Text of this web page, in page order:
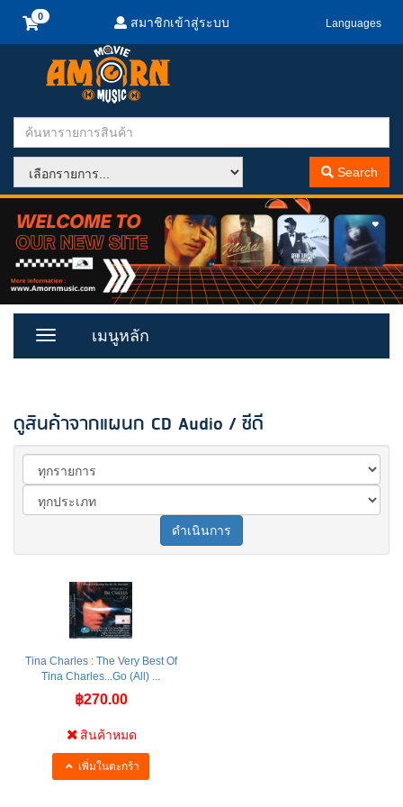
สมาชิกเข้าสู่ระบบ Languages
Search
Toggle
เมนูหลัก
ดูสินค้าจากแผนก CD Audio / ซีดี
ดำเนินการ
Tina Charles : The Very Best Of
Tina Charles...Go (All) ...
฿270.00
สินค้าหมด
เพิ่มในตะกร้า